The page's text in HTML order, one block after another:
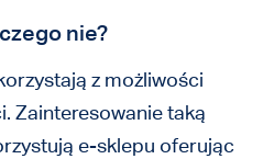
nie?
z możliwości
Zainteresowanie taką
e-sklepu oferując